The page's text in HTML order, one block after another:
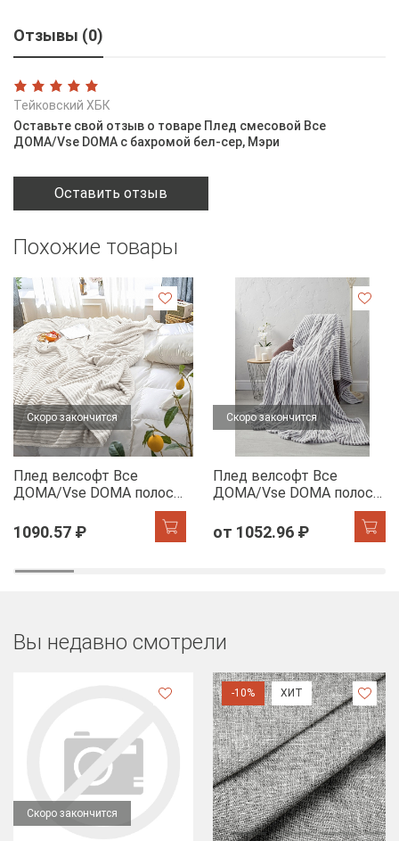
Отзывы (0)
Тейковский ХБК
Оставьте свой отзыв о товаре Плед смесовой Все
ДOMA/Vse DOMA с бахромой бел-сер, Мэри
Оставить отзыв
Похожие товары
Скоро закончится
Плед велсофт Все
ДOMA/Vse DOMA полоса
1 см., цвет молочный,
ролик
1090.57 ₽
Скоро закончится
Плед велсофт Все
ДOMA/Vse DOMA полоса
1 см., цвет шиншилла,
ролик
от 1052.96 ₽
Вы недавно смотрели
Скоро закончится
-10% ХИТ